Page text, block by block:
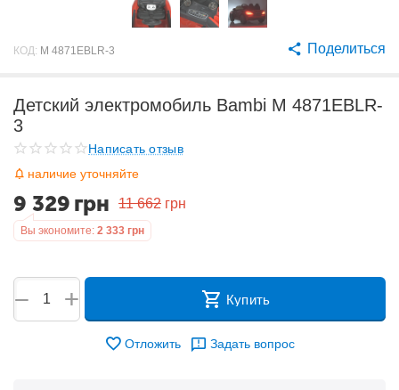
КОД: M 4871EBLR-3 Поделиться
Детский электромобиль Bambi M 4871EBLR-
3
Написать отзыв
наличие уточняйте
11 662 грн
9 329 грн
Вы экономите: 2 333 грн
+
− Купить
Отложить Задать вопрос